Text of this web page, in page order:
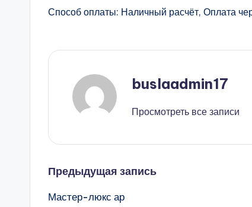
Способ оплаты: Наличный расчёт, Оплата
buslaadmin17
Просмотреть все записи
Навигация
Предыдущая запись
Мастер-люкс ар